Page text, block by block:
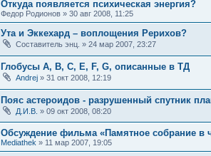
Откуда появляется психическая энергия?
Федор Родионов » 30 авг 2008, 11:25
Ута и Эккехард – воплощения Рерихов?
Составитель энц. » 24 мар 2007, 23:27
Глобусы A, B, C, E, F, G, описанные в ТД
Andrej » 31 окт 2008, 12:19
Пояс астероидов - разрушенный спутник
Д.И.В. » 09 окт 2008, 08:20
Обсуждение фильма «Памятное собрание в
Mediathek » 11 мар 2007, 19:05